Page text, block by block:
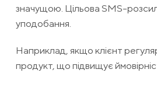
значущою. Цільова SMS-
уподобання.
Наприклад, якщо клієнт
продукт, що підвищує